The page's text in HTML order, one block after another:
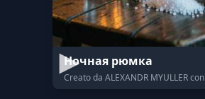
Ночная рюмка
Creato da ALEXANDR MYULLER con